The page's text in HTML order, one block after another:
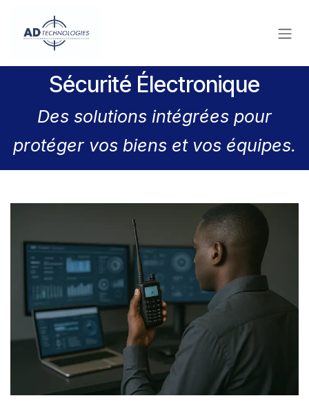
Sécurité Électronique
Des solutions intégrées pour
protéger vos biens et vos équipes.